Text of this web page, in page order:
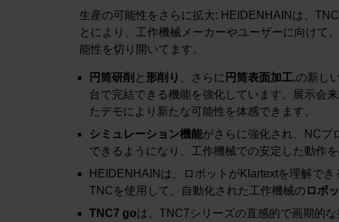
生産の可能性をさらに拡大: HEIDENHAINは、
とにより、工作機械メーカーやユーザーに向けて
能性を切り開いてます。
円筒研削 と 形削り 、さらに 円筒表面加工,の新し
台で完結できる機能を強化しています。展示会
たデモにより新たな可能性を体感できます。
シミュレーション機能がさらに強化され、NCプ
できるようになり、工作機械での安定した動作を
HEIDENHAINは、ロボットがKlartextを理解でき
TNCを使用して、自動化された工作機械の ロボ
TNC7 goは、TNC7シリーズの直感的で画期的